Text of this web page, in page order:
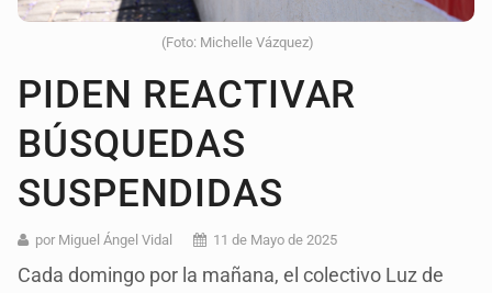
(Foto: Michelle Vázquez)
PIDEN REACTIVAR
BÚSQUEDAS
SUSPENDIDAS
por Miguel Ángel Vidal 11 de Mayo de 2025
Cada domingo por la mañana, el colectivo Luz de